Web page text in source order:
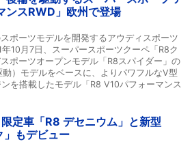
ンスRWD」欧州で登場
ポーツモデルを開発するアウディスポーツ
10月7日、スーパースポーツクーペ「R8ク
ポーツオープンモデル「R8スパイダー」の
動）モデルをベースに、よりパワフルなV型
を搭載したモデル「R8 V10パフォーマンス
定車「R8 デセニウム」と新型
」もデビュー